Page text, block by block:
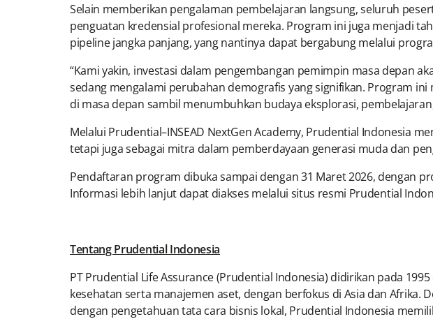
Selain memberikan pengalaman pembelajaran langsung, seluruh
penguatan kredensial profesional mereka. Program ini juga menjadi
pipeline jangka panjang, yang nantinya dapat bergabung melalui
“Kami yakin, investasi dalam pengembangan pemimpin masa depan
sedang mengalami perubahan demografis yang signifikan. Program
di masa depan sambil menumbuhkan budaya eksplorasi,
Melalui Prudential–INSEAD NextGen Academy, Prudential Indonesia
tetapi juga sebagai mitra dalam pemberdayaan generasi muda dan
Pendaftaran program dibuka sampai dengan 31 Maret 2026, dengan
Informasi lebih lanjut dapat diakses melalui situs resmi Prudential
Tentang Prudential Indonesia
PT Prudential Life Assurance (Prudential Indonesia) didirikan pada
kesehatan serta manajemen aset, dengan berfokus di Asia dan
dengan pengetahuan tata cara bisnis lokal, Prudential Indonesia